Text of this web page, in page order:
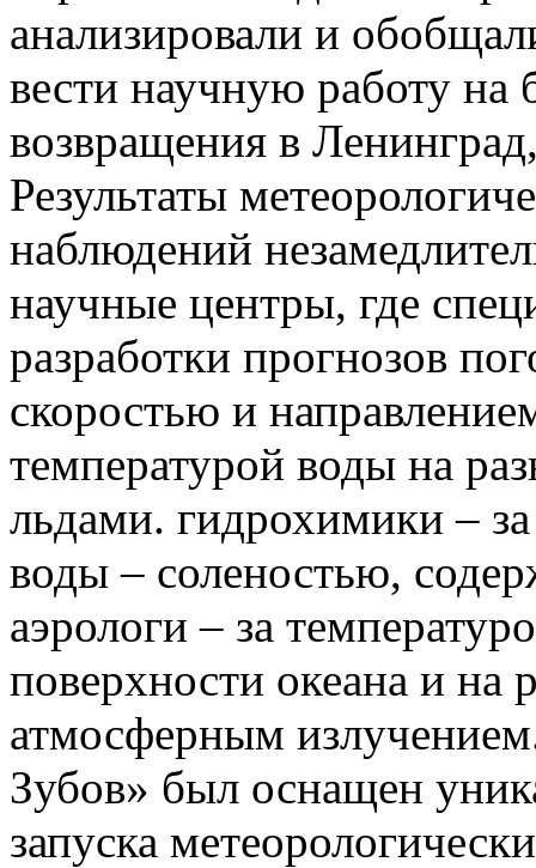
анализировали и
вести научную работу на
возвращения в
Результаты
наблюдений
научные центры, где
разработки прогнозов
скоростью и
температурой воды на
льдами. гидрохимики –
воды – соленостью,
аэрологи – за
поверхности океана и на
атмосферным
Зубов» был оснащен
запуска